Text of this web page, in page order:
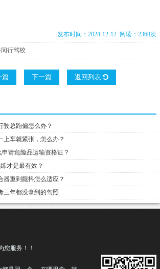
发布时间：2024-12-12 阅读：2368次
行驾校
篇 下一篇 返回列表
驶总跑偏怎么办？
上车就紧张，怎么办？
请危险品运输资格证？
才是最有效？
器重到腿抖怎么适应？
三年都没拿到的驾照
您服务！！